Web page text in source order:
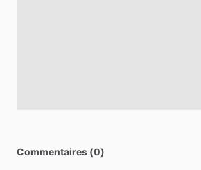
Commentaires (0)